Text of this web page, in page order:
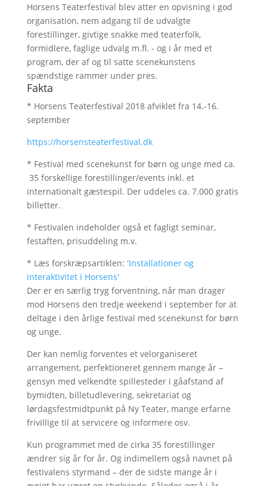
Horsens Teaterfestival blev atter en opvisning i god
organisation, nem adgang til de udvalgte
forestillinger, givtige snakke med teaterfolk,
formidlere, faglige udvalg m.fl. - og i år med et
program, der af og til satte scenekunstens
spændstige rammer under pres.
Fakta
* Horsens Teaterfestival 2018 afviklet fra 14.-16.
september
https://horsensteaterfestival.dk
* Festival med scenekunst for børn og unge med ca.
35 forskellige forestillinger/events inkl. et
internationalt gæstespil. Der uddeles ca. 7.000 gratis
billetter.
* Festivalen indeholder også et fagligt seminar,
festaften, prisuddeling m.v.
* Læs forskræpsartiklen: 'Installationer og
interaktivitet i Horsens'
Der er en særlig tryg forventning, når man drager
mod Horsens den tredje weekend i september for at
deltage i den årlige festival med scenekunst for børn
og unge.
Der kan nemlig forventes et velorganiseret
arrangement, perfektioneret gennem mange år –
gensyn med velkendte spillesteder i gåafstand af
bymidten, billetudlevering, sekretariat og
lørdagsfestmidtpunkt på Ny Teater, mange erfarne
frivillige til at servicere og informere osv.
Kun programmet med de cirka 35 forestillinger
ændrer sig år for år. Og indimellem også navnet på
festivalens styrmand – der de sidste mange år i